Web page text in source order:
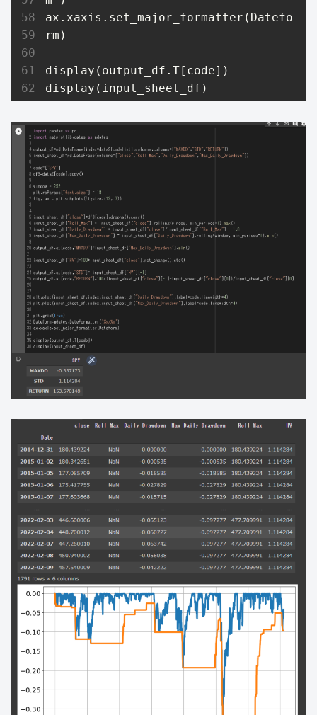
ax.xaxis.set_major_formatter(Datefo
rm)
display(output_df.T[code])
display(input_sheet_df)